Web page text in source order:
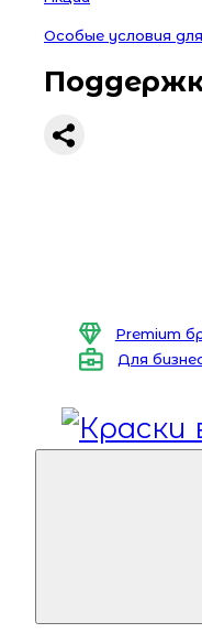
Особые условия
Premium
Для